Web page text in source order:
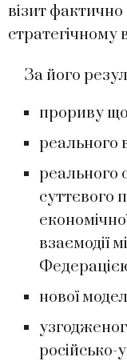
візит
стратегічному
За його
прориву
реального
реального
суттєвого
взаємодії
нової
російсько-